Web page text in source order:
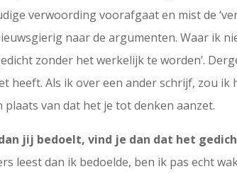
verwoording voorafgaat en mist de
naar de argumenten. Waar ik
zonder het werkelijk te worden’.
heeft. Als ik over een ander schrijf, zou
van dat het je tot denken aanzet.
jij bedoelt, vind je dan dat het
leest dan ik bedoelde, ben ik pas echt